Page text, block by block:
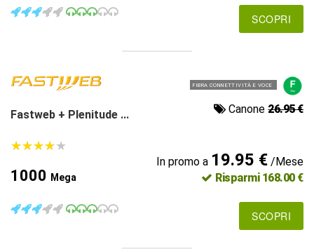
SCOPRI
FIBRA CONNETTIVITÀ E VOCE
Fastweb + Plenitude ... Canone26.95 €
★★★★★
★★★★★
1000 Mega
In promo a 19.95 €/Mese
Risparmi 168.00 €
SCOPRI